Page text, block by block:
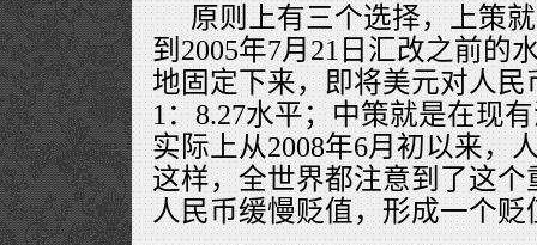
原则上有三个选择，上策
到2005年7月21日汇改之前的
地固定下来，即将美元对人
1：8.27水平；中策就是在现
实际上从2008年6月初以来，
这样，全世界都注意到了这
人民币缓慢贬值，形成一个贬